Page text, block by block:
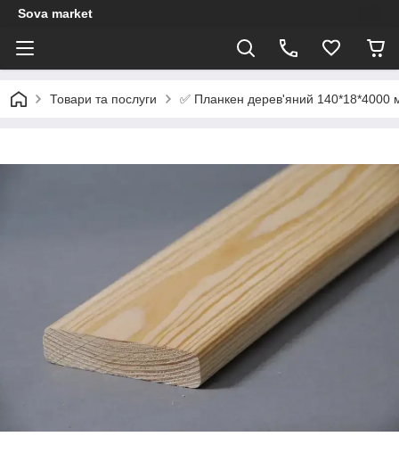
Sova market
Товари та послуги ✅ Планкен дерев'яний 140*18*4000